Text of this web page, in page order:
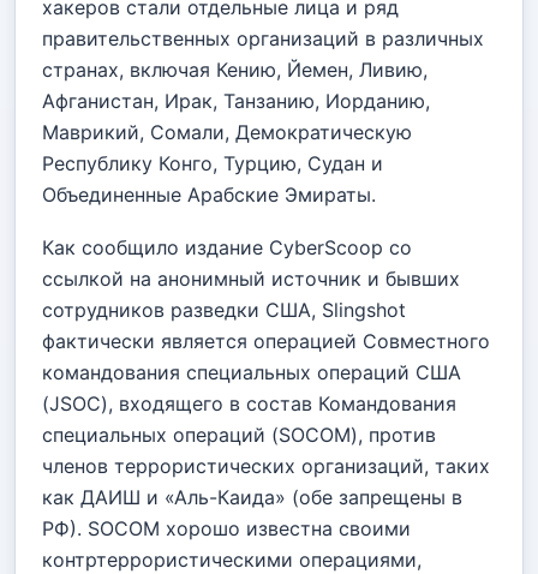
хакеров стали отдельные лица и ряд
правительственных организаций в различных
странах, включая Кению, Йемен, Ливию,
Афганистан, Ирак, Танзанию, Иорданию,
Маврикий, Сомали, Демократическую
Республику Конго, Турцию, Судан и
Объединенные Арабские Эмираты.
Как сообщило издание CyberScoop со
ссылкой на анонимный источник и бывших
сотрудников разведки США, Slingshot
фактически является операцией Совместного
командования специальных операций США
(JSOC), входящего в состав Командования
специальных операций (SOCOM), против
членов террористических организаций, таких
как ДАИШ и «Аль-Каида» (обе запрещены в
РФ). SOCOM хорошо известна своими
контртеррористическими операциями,